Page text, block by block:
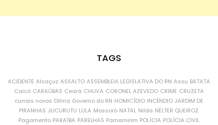
TAGS
ACIDENTE Alcaçuz ASSALTO ASSEMBLEIA LEGISLATIVA DO RN Assu BATATA
Caicó CARAÚBAS Ceará CHUVA CORONEL AZEVEDO CRIME CRUZETA
currais novos Dilma Governo do RN HOMICÍDIO INCÊNDIO JARDIM DE
PIRANHAS JUCURUTU LULA Mossoró NATAL Nilda NÉLTER QUEIROZ
Pagamento PARAÍBA PARELHAS Parnamirim POLÍCIA POLÍCIA CIVIL